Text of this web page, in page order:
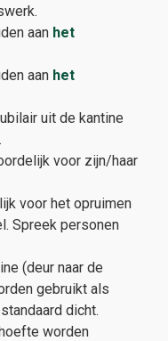
aan het
aan het
uit de kantine
voor zijn/haar
voor het opruimen
Spreek personen
(deur naar de
gebruikt als
dicht.
worden